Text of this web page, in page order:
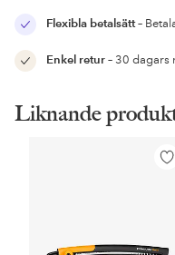
Flexibla betalsätt–
Enkel retur– 30
Liknande